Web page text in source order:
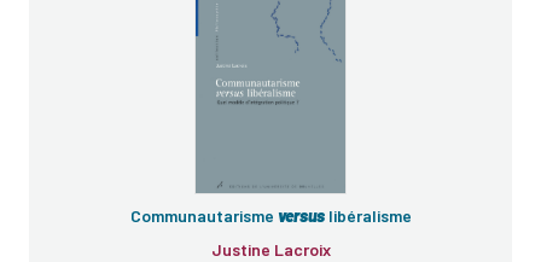
Communautarisme versuslibéralisme
Justine Lacroix